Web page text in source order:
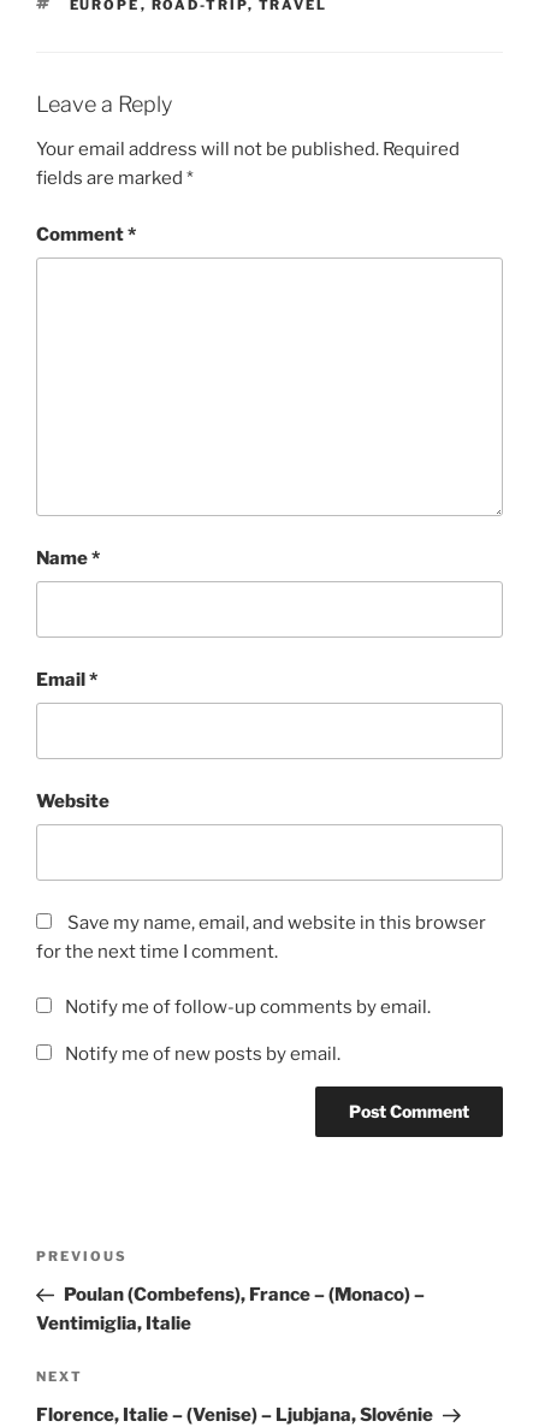
TAGS
EUROPE , ROAD-TRIP, TRAVEL
Leave a Reply
Your email address will not be published. Required
fields are marked *
Comment*
Name*
Email*
Website
Save my name, email, and website in this browser
for the next time I comment.
Notify me of follow-up comments by email.
Notify me of new posts by email.
Previous
Post
PREVIOUS
Poulan (Combefens), France – (Monaco) –
Ventimiglia, Italie
Next
Post
NEXT
Florence, Italie – (Venise) – Ljubjana, Slovénie